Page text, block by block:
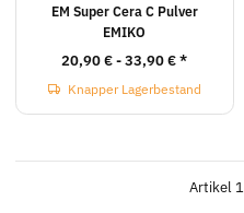
EM Super Cera C Pulver
EMIKO
20,90 € -33,90 €*
Knapper Lagerbestand
Artikel